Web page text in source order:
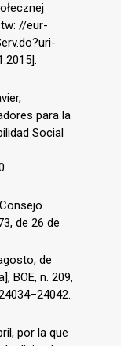
//eur-
para la
Social
de 26 de
de
BOE, n. 209,
por la que